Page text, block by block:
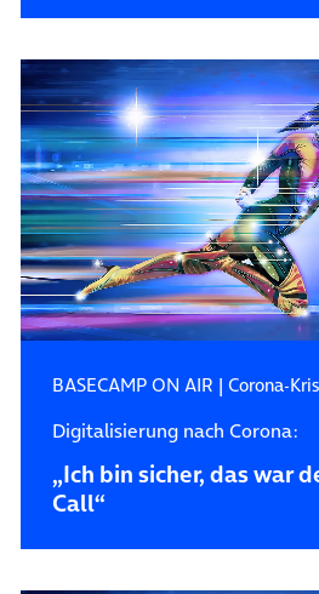
BASECAMP ON AIR | Corona-
Digitalisierung nach Corona:
„Ich bin sicher, das war
Call“